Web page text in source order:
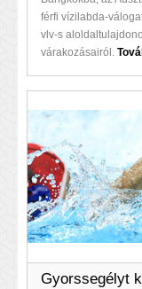
férfi vízilabda-
vlv-s
várakozásairól.
Gyorssegélyt